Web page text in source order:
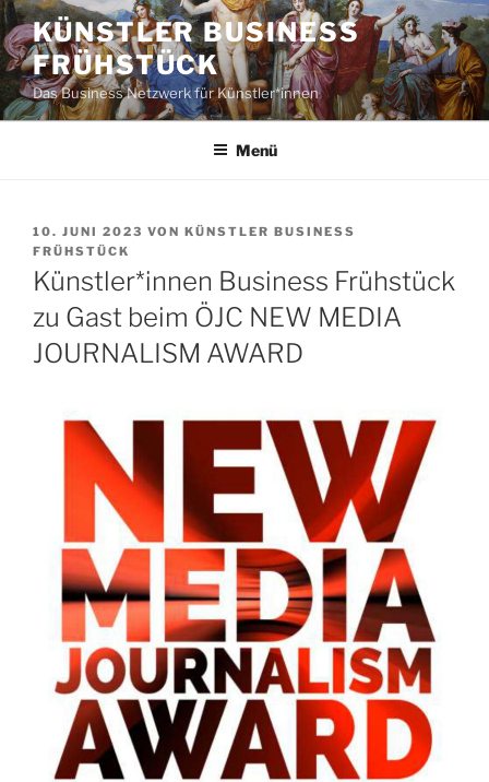
Zum
Inhalt
springen
KÜNSTLER BUSINESS
FRÜHSTÜCK
Das Business Netzwerk für Künstler*innen
Menü
VERÖFFENTLICHT
AM
10. JUNI 2023 VON KÜNSTLER BUSINESS
FRÜHSTÜCK
Künstler*innen Business Frühstück
zu Gast beim ÖJC NEW MEDIA
JOURNALISM AWARD